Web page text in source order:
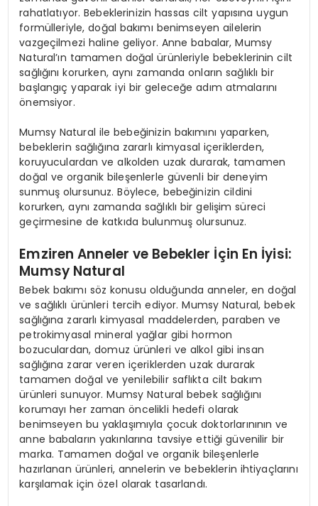
rahatlatıyor. Bebeklerinizin hassas cilt yapısına uygun
formülleriyle, doğal bakımı benimseyen ailelerin
vazgeçilmezi haline geliyor. Anne babalar, Mumsy
Natural’ın tamamen doğal ürünleriyle bebeklerinin cilt
sağlığını korurken, aynı zamanda onların sağlıklı bir
başlangıç yaparak iyi bir geleceğe adım atmalarını
önemsiyor.
Mumsy Natural ile bebeğinizin bakımını yaparken,
bebeklerin sağlığına zararlı kimyasal içeriklerden,
koruyuculardan ve alkolden uzak durarak, tamamen
doğal ve organik bileşenlerle güvenli bir deneyim
sunmuş olursunuz. Böylece, bebeğinizin cildini
korurken, aynı zamanda sağlıklı bir gelişim süreci
geçirmesine de katkıda bulunmuş olursunuz.
Emziren Anneler ve Bebekler İçin En İyisi:
Mumsy Natural
Bebek bakımı söz konusu olduğunda anneler, en doğal
ve sağlıklı ürünleri tercih ediyor. Mumsy Natural, bebek
sağlığına zararlı kimyasal maddelerden, paraben ve
petrokimyasal mineral yağlar gibi hormon
bozuculardan, domuz ürünleri ve alkol gibi insan
sağlığına zarar veren içeriklerden uzak durarak
tamamen doğal ve yenilebilir saflıkta cilt bakım
ürünleri sunuyor. Mumsy Natural bebek sağlığını
korumayı her zaman öncelikli hedefi olarak
benimseyen bu yaklaşımıyla çocuk doktorlarınının ve
anne babaların yakınlarına tavsiye ettiği güvenilir bir
marka. Tamamen doğal ve organik bileşenlerle
hazırlanan ürünleri, annelerin ve bebeklerin ihtiyaçlarını
karşılamak için özel olarak tasarlandı.